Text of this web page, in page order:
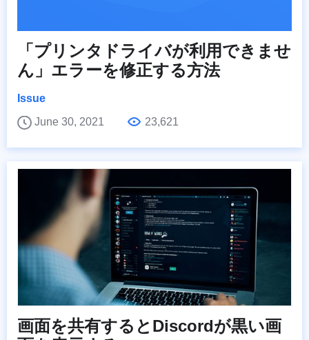
「プリンタドライバが利用できませ
ん」エラーを修正する方法
Issue
June 30, 2021
23,621
画面を共有するとDiscordが黒い画